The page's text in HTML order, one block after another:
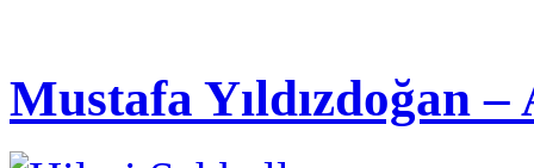
Mustafa Yıldızdoğan